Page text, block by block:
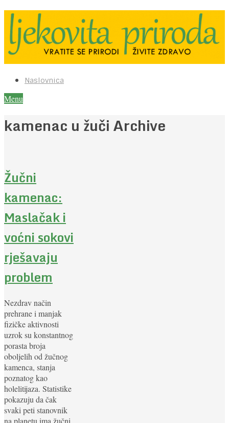
Naslovnica
Menu
kamenac u žuči Archive
Žučni
kamenac:
Maslačak i
voćni sokovi
rješavaju
problem
Nezdrav način
prehrane i manjak
fizičke aktivnosti
uzrok su konstantnog
porasta broja
oboljelih od žučnog
kamenca, stanja
poznatog kao
holelitijaza. Statistike
pokazuju da čak
svaki peti stanovnik
na planetu ima žučni